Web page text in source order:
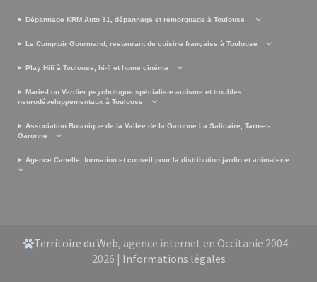
Dépannage KRM Auto 31, dépannage et remorquage à Toulouse
Le Comptoir Gourmand, restaurant de cuisine française à Toulouse
Play Hifi à Toulouse, hi-fi et home cinéma
Marie-Lou Verdier psychologue spécialiste autisme et troubles
neurodéveloppementaux à Toulouse
Association Botanique de la Vallée de la Garonne La Salicaire, Tarn-et-
Garonne
Agence Canelle, formation et conseil pour la distribution jardin et animalerie
Territoire du Web, agence internet en Occitanie 2004 -
2026 | Informations légales